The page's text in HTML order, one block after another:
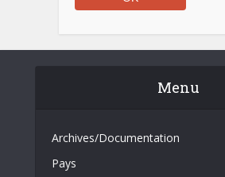
Menu
Archives/Documentation
Pays